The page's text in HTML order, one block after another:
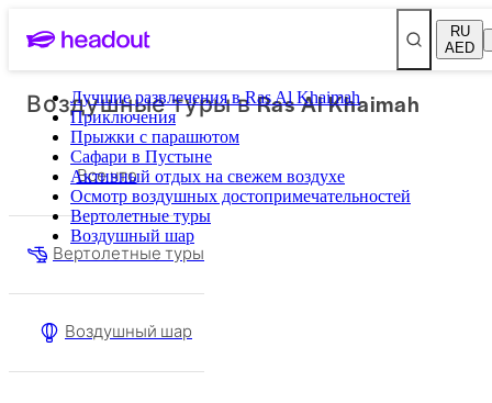
RU
AED
Лучшие развлечения в Ras Al Khaimah
Приключения
Прыжки с парашютом
Сафари в Пустыне
Активный отдых на свежем воздухе
Осмотр воздушных достопримечательностей
Вертолетные туры
Воздушный шар
Воздушные туры в Ras Al Khaimah
Все что
Вертолетные туры
Воздушный шар